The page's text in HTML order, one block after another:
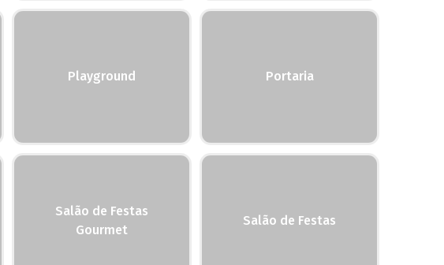
Playground Portaria
Salão de Festas
Gourmet
Salão de Festas